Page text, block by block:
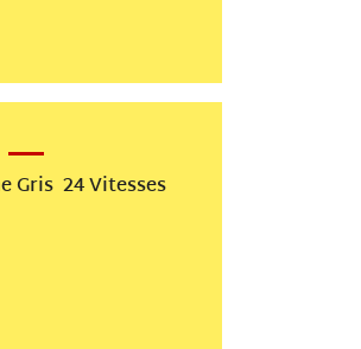
Gris 24 Vitesses